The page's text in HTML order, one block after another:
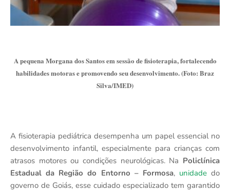
A pequena Morgana dos Santos em sessão de fisioterapia, fortalecendo
habilidades motoras e promovendo seu desenvolvimento. (Foto: Braz
Silva/IMED)
A fisioterapia pediátrica desempenha um papel essencial no
desenvolvimento infantil, especialmente para crianças com
atrasos motores ou condições neurológicas. Na Policlínica
Estadual da Região do Entorno – Formosa, unidadedo
governo de Goiás, esse cuidado especializado tem garantido